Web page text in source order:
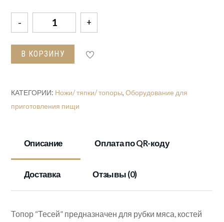
Количество
товара
Топор
"Тесей"
В КОРЗИНУ
КАТЕГОРИИ: Ножи/ тяпки/ топоры,Оборудование для
приготовления пищи
Описание Оплата по QR-коду
Доставка Отзывы (0)
Топор “Тесей” предназначен для рубки мяса, костей